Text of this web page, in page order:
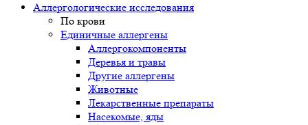
Аллергологические исследования
По крови
Единичные аллергены
Аллергокомпоненты
Деревья и травы
Другие аллергены
Животные
Лекарственные препараты
Насекомые, яды